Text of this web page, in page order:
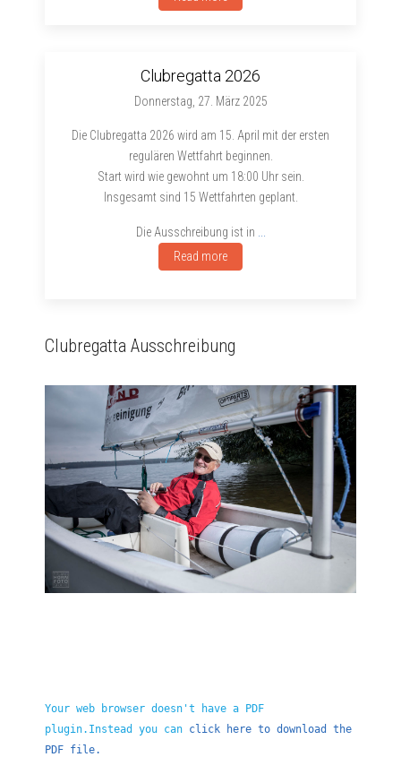
Clubregatta 2026
Donnerstag, 27. März 2025
Die Clubregatta 2026 wird am 15. April mit der ersten
regulären Wettfahrt beginnen.
Start wird wie gewohnt um 18:00 Uhr sein.
Insgesamt sind 15 Wettfahrten geplant.
Die Ausschreibung ist in
Read more
Clubregatta Ausschreibung
Your web browser doesn't have a PDF
plugin.Instead you can click here to download the
PDF file.